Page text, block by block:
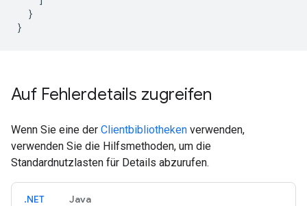
}
}
Auf Fehlerdetails zugreifen
Wenn Sie eine der Clientbibliotheken verwenden,
verwenden Sie die Hilfsmethoden, um die
Standardnutzlasten für Details abzurufen.
.NET Java